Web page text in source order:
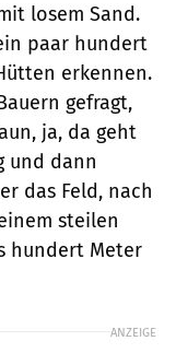
losem Sand.
paar hundert
erkennen.
gefragt,
ja, da geht
und dann
das Feld, nach
steilen
hundert Meter
ANZEIGE